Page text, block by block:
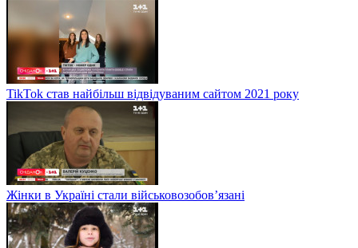
TikTok став найбільш відвідуваним сайтом 2021 року
Жінки в Україні стали військовозобов’язані